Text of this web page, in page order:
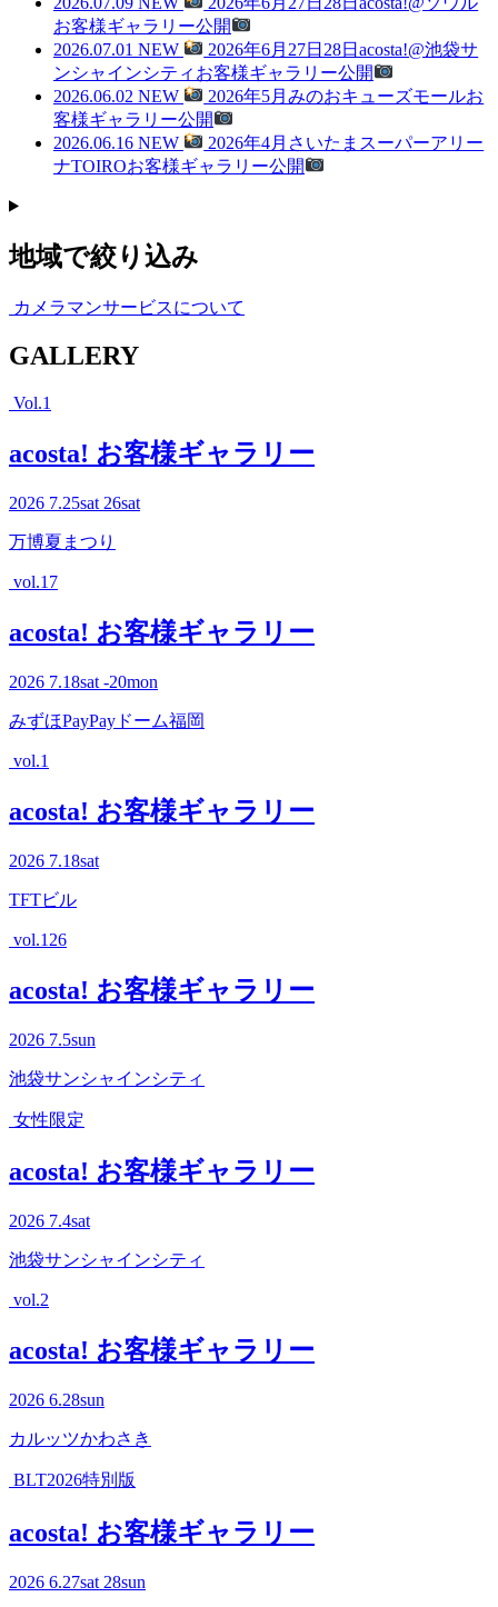
お客様ギャラリー公開
2026.07.01 NEW
2026年6月27日28日acosta!@池袋サ
ンシャインシティお客様ギャラリー公開
2026.06.02 NEW
2026年5月みのおキューズモールお
客様ギャラリー公開
2026.06.16 NEW
2026年4月さいたまスーパーアリー
ナTOIROお客様ギャラリー公開
地域で絞り込み
カメラマンサービスについて
GALLERY
Vol.1
acosta! お客様ギャラリー
2026 7.25sat 26sat
万博夏まつり
vol.17
acosta! お客様ギャラリー
2026 7.18sat -20mon
みずほPayPayドーム福岡
vol.1
acosta! お客様ギャラリー
2026 7.18sat
TFTビル
vol.126
acosta! お客様ギャラリー
2026 7.5sun
池袋サンシャインシティ
女性限定
acosta! お客様ギャラリー
2026 7.4sat
池袋サンシャインシティ
vol.2
acosta! お客様ギャラリー
2026 6.28sun
カルッツかわさき
BLT2026特別版
acosta! お客様ギャラリー
2026 6.27sat 28sun